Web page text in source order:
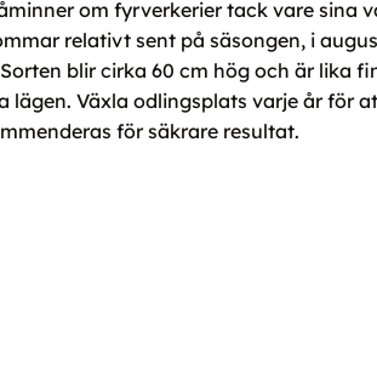
om fyrverkerier tack vare sina
relativt sent på säsongen, i
blir cirka 60 cm hög och är lika
Växla odlingsplats varje år för
för säkrare resultat.